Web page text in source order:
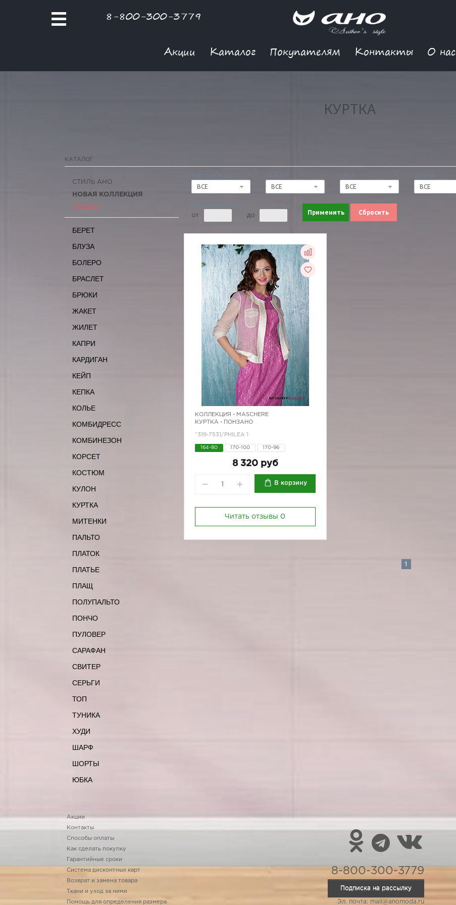
8-800-300-3779
Акции Каталог Покупателям Контакты О нас
КУРТКА
КАТАЛОГ
ВСЕ
ВСЕ
ВСЕ
ВСЕ
ОТ ДО Применить Сбросить
СТИЛЬ АНО
НОВАЯ КОЛЛЕКЦИЯ
СКИДКА
БЕРЕТ
БЛУЗА
БОЛЕРО
БРАСЛЕТ
БРЮКИ
ЖАКЕТ
ЖИЛЕТ
КАПРИ
КАРДИГАН
КЕЙП
КЕПКА
КОЛЬЕ
КОМБИДРЕСС
КОМБИНЕЗОН
КОРСЕТ
КОСТЮМ
КУЛОН
КУРТКА
МИТЕНКИ
ПАЛЬТО
ПЛАТОК
ПЛАТЬЕ
ПЛАЩ
ПОЛУПАЛЬТО
ПОНЧО
ПУЛОВЕР
САРАФАН
СВИТЕР
СЕРЬГИ
ТОП
ТУНИКА
ХУДИ
ШАРФ
ШОРТЫ
ЮБКА
КОЛЛЕКЦИЯ - MASCHERE
КУРТКА - ПОНЗАНО
*319-7531/PHILEA 1
164-80 170-100 170-96
8 320 руб
В корзину
Читать отзывы 0
1
Акции
Контакты
Способы оплаты
Как сделать покупку
Гарантийные сроки
Система дисконтных карт
Возврат и замена товара
Ткани и уход за ними
Помощь для определения размера
8-800-300-3779
Подписка на рассылку
Эл. почта: mail@anomoda.ru